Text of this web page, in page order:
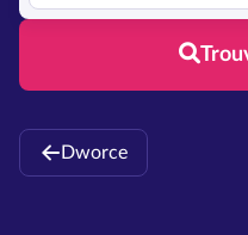
Dworce